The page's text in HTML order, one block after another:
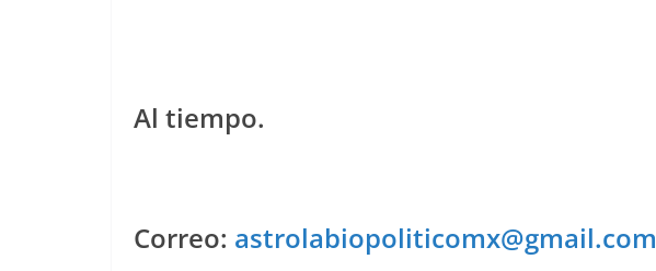
Al tiempo.
Correo: astrolabiopoliticomx@gmail.com